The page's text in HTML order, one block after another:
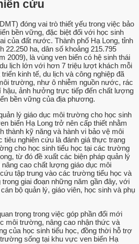
cứu
đóng vai trò thiết yếu trong việc bảo
bền vững, đặc biệt đối với học sinh
của đất nước. Thành phố Hạ Long, tỉnh
22.250 ha, dân số khoảng 215.795
2009), là vùng ven biển có hệ sinh thái
lịch lớn với hơn 7 triệu lượt khách mỗi
kinh tế, du lịch và công nghiệp đã
trường, như ô nhiễm nguồn nước, rác
hậu, ảnh hưởng trực tiếp đến chất lượng
bền vững của địa phương.
lý giáo dục môi trường cho học sinh
biển Hạ Long trở nên cấp thiết nhằm
thành kỹ năng và hành vi bảo vệ môi
nghiên cứu là đánh giá thực trạng
cho học sinh tiểu học tại các trường
từ đó đề xuất các biện pháp quản lý
cao chất lượng giáo dục môi
tập trung vào các trường tiểu học và
giai đoạn những năm gần đây, với
bộ quản lý, giáo viên, học sinh và phụ
trọng trong việc góp phần đổi mới
môi trường, nâng cao nhận thức và
của học sinh tiểu học, đồng thời hỗ trợ
sống tại khu vực ven biển Hạ